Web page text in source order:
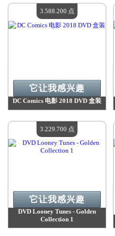
现有数量：4
DC Comics 电影 2018 DVD 盒装
现有数量：4
它让我感兴趣
3.588.200 点
DVD Looney Tunes - Golden
Collection 1
它让我感兴趣
3.229.700 点